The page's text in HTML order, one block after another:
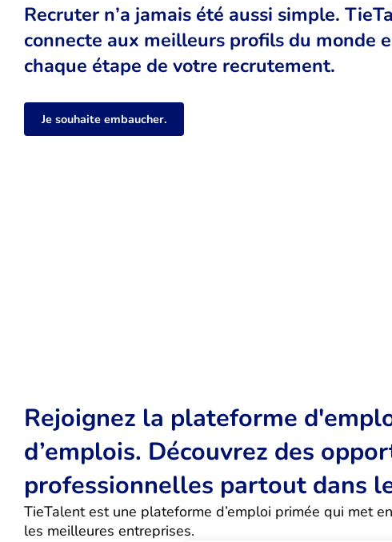
Recruter n’a jamais été aussi simple.
connecte aux meilleurs profils du monde
chaque étape de votre recrutement.
Je souhaite embaucher.
Rejoignez la plateforme
d’emplois. Découvrez des
professionnelles partout dans
TieTalent est une plateforme d’emploi primée qui met
les meilleures entreprises.